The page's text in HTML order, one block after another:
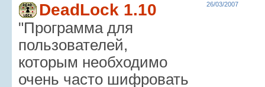
DeadLock 1.10
"Программа для
пользователей,
которым необходимо
очень часто шифровать
26/03/2007